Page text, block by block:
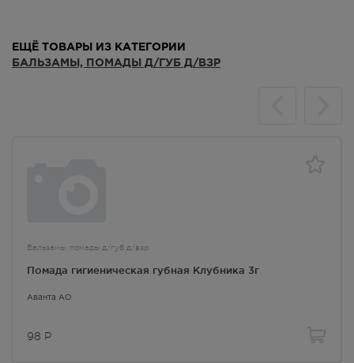
ЕЩЁ ТОВАРЫ ИЗ КАТЕГОРИИ
БАЛЬЗАМЫ, ПОМАДЫ Д/ГУБ Д/ВЗР
Бальзамы, помады д/губ д/взр
Помада гигиеническая губная Клубника 3г
Аванта АО
98 Р